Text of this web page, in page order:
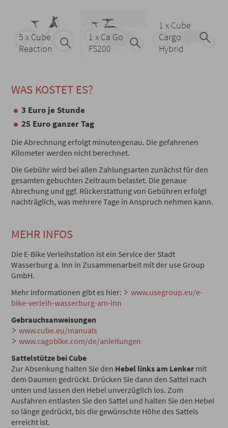
5 x Cube
Reaction
1 x Ca Go
FS200
1 x Cube
Cargo
Hybrid
WAS KOSTET ES?
3 Euro je Stunde
25 Euro ganzer Tag
Die Abrechnung erfolgt minutengenau. Die gefahrenen
Kilometer werden nicht berechnet.
Die Gebühr wird bei allen Zahlungsarten zunächst für den
gesamten gebuchten Zeitraum belastet. Die genaue
Abrechung und ggf. Rückerstattung von Gebühren erfolgt
nachträglich, was mehrere Tage in Anspruch nehmen kann.
MEHR INFOS
Die E-Bike Verleihstation ist ein Service der Stadt
Wasserburg a. Inn in Zusammenarbeit mit der use Group
GmbH.
Mehr Informationen gibt es hier:
www.usegroup.eu/e-
bike-verleih-wasserburg-am-inn
Gebrauchsanweisungen
www.cube.eu/manuals
www.cagobike.com/de/anleitungen
Sattelstütze bei Cube
Zur Absenkung halten Sie den Hebel links am Lenkermit
dem Daumen gedrückt. Drücken Sie dann den Sattel nach
unten und lassen den Hebel unverzüglich los. Zum
Ausfahren entlasten Sie den Sattel und halten Sie den Hebel
so länge gedrückt, bis die gewünschte Höhe des Sattels
erreicht ist.